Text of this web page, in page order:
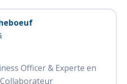
Officer & Experte en